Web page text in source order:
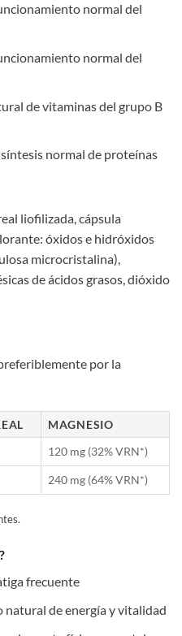
normal del
normal del
de vitaminas del grupo B
normal de proteínas
liofilizada, cápsula
óxidos e hidróxidos
microcristalina),
de ácidos grasos, dióxido
por la
MAGNESIO
120 mg (32% VRN*)
240 mg (64% VRN*)
frecuente
natural de energía y vitalidad